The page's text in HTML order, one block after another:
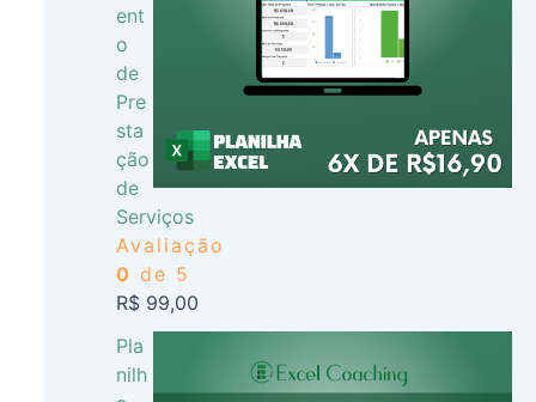
ent
o
de
Pre
sta
ção
de
Serviços
Avaliação
0 de 5
R$99,00
Pla
nilh